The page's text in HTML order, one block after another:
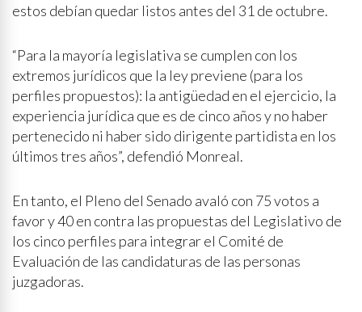
estos debían quedar listos antes del 31 de octubre.
“Para la mayoría legislativa se cumplen con los
extremos jurídicos que la ley previene (para los
perfiles propuestos): la antigüedad en el ejercicio, la
experiencia jurídica que es de cinco años y no haber
pertenecido ni haber sido dirigente partidista en los
últimos tres años”, defendió Monreal.
En tanto, el Pleno del Senado avaló con 75 votos a
favor y 40 en contra las propuestas del Legislativo de
los cinco perfiles para integrar el Comité de
Evaluación de las candidaturas de las personas
juzgadoras.